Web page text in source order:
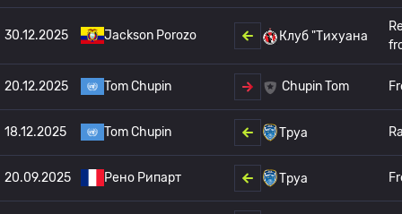
30.12.2025 Jackson Porozo Клуб "Тихуана
20.12.2025 Tom Chupin Chupin Tom
18.12.2025 Tom Chupin Труа
20.09.2025 Рено Рипарт Труа